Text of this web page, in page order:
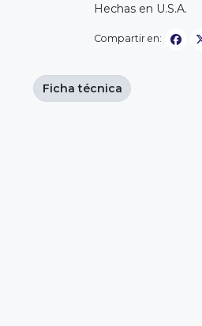
Hechas en U.S.A.
Compartir en:
Ficha técnica